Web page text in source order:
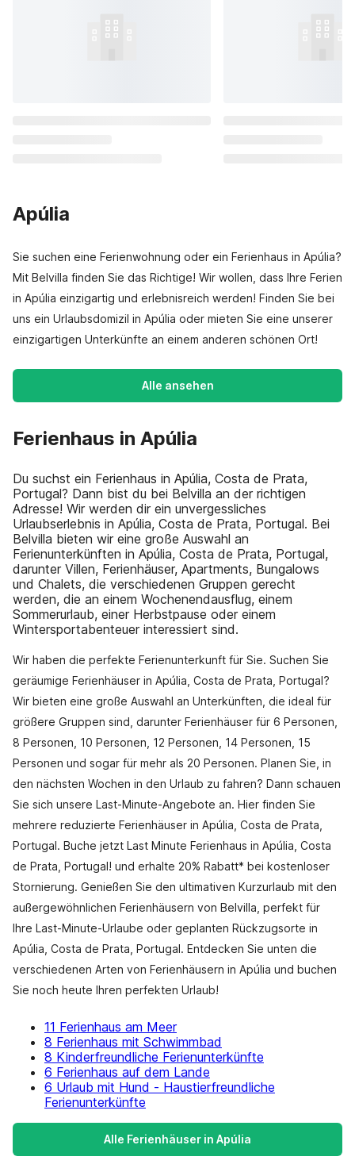
Apúlia
Sie suchen eine Ferienwohnung oder ein Ferienhaus in Apúlia?
Mit Belvilla finden Sie das Richtige! Wir wollen, dass Ihre Ferien
in Apúlia einzigartig und erlebnisreich werden! Finden Sie bei
uns ein Urlaubsdomizil in Apúlia oder mieten Sie eine unserer
einzigartigen Unterkünfte an einem anderen schönen Ort!
Alle ansehen
Ferienhaus in Apúlia
Du suchst ein Ferienhaus in Apúlia, Costa de Prata,
Portugal? Dann bist du bei Belvilla an der richtigen
Adresse! Wir werden dir ein unvergessliches
Urlaubserlebnis in Apúlia, Costa de Prata, Portugal. Bei
Belvilla bieten wir eine große Auswahl an
Ferienunterkünften in Apúlia, Costa de Prata, Portugal,
darunter Villen, Ferienhäuser, Apartments, Bungalows
und Chalets, die verschiedenen Gruppen gerecht
werden, die an einem Wochenendausflug, einem
Sommerurlaub, einer Herbstpause oder einem
Wintersportabenteuer interessiert sind.
Wir haben die perfekte Ferienunterkunft für Sie. Suchen Sie
geräumige Ferienhäuser in Apúlia, Costa de Prata, Portugal?
Wir bieten eine große Auswahl an Unterkünften, die ideal für
größere Gruppen sind, darunter Ferienhäuser für 6 Personen,
8 Personen, 10 Personen, 12 Personen, 14 Personen, 15
Personen und sogar für mehr als 20 Personen. Planen Sie, in
den nächsten Wochen in den Urlaub zu fahren? Dann schauen
Sie sich unsere Last-Minute-Angebote an. Hier finden Sie
mehrere reduzierte Ferienhäuser in Apúlia, Costa de Prata,
Portugal. Buche jetzt Last Minute Ferienhaus in Apúlia, Costa
de Prata, Portugal! und erhalte 20% Rabatt* bei kostenloser
Stornierung. Genießen Sie den ultimativen Kurzurlaub mit den
außergewöhnlichen Ferienhäusern von Belvilla, perfekt für
Ihre Last-Minute-Urlaube oder geplanten Rückzugsorte in
Apúlia, Costa de Prata, Portugal. Entdecken Sie unten die
verschiedenen Arten von Ferienhäusern in Apúlia und buchen
Sie noch heute Ihren perfekten Urlaub!
11 Ferienhaus am Meer
8 Ferienhaus mit Schwimmbad
8 Kinderfreundliche Ferienunterkünfte
6 Ferienhaus auf dem Lande
6 Urlaub mit Hund - Haustierfreundliche
Ferienunterkünfte
Alle Ferienhäuser in Apúlia